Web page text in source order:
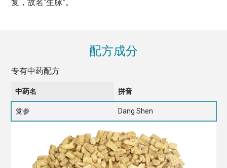
复，故名“生脉”。
配方成分
专有中药配方
中药名 拼音
党参 Dang Shen